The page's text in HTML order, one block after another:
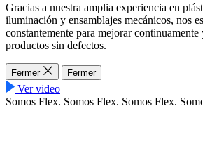
Gracias a nuestra amplia experiencia en
iluminación y ensamblajes mecánicos, nos
constantemente para mejorar
productos sin defectos.
Fermer Fermer
Ver video
Somos Flex. Somos Flex. Somos Flex.